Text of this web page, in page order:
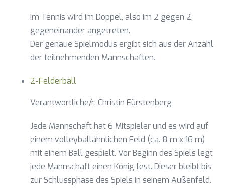
Im Tennis wird im Doppel, also im 2 gegen 2,
gegeneinander angetreten.
Der genaue Spielmodus ergibt sich aus der Anzahl
der teilnehmenden Mannschaften.
2-Felderball
Verantwortliche/r: Christin Fürstenberg
Jede Mannschaft hat 6 Mitspieler und es wird auf
einem volleyballähnlichen Feld (ca. 8 m x 16 m)
mit einem Ball gespielt. Vor Beginn des Spiels legt
jede Mannschaft einen König fest. Dieser bleibt bis
zur Schlussphase des Spiels in seinem Außenfeld.